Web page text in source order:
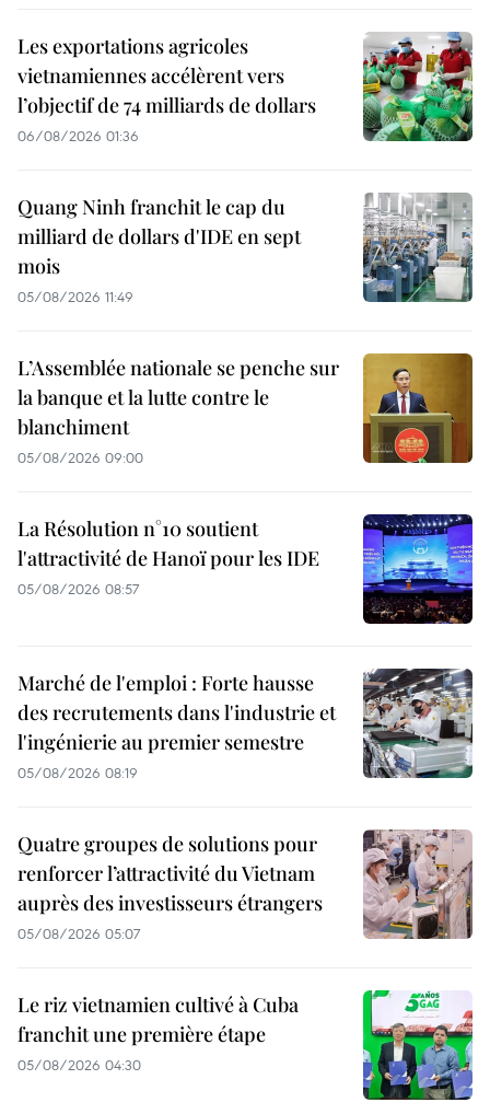
Les exportations agricoles
vietnamiennes accélèrent vers
l’objectif de 74 milliards de dollars
06/08/2026 01:36
Quang Ninh franchit le cap du
milliard de dollars d'IDE en sept
mois
05/08/2026 11:49
L’Assemblée nationale se penche sur
la banque et la lutte contre le
blanchiment
05/08/2026 09:00
La Résolution n°10 soutient
l'attractivité de Hanoï pour les IDE
05/08/2026 08:57
Marché de l'emploi : Forte hausse
des recrutements dans l'industrie et
l'ingénierie au premier semestre
05/08/2026 08:19
Quatre groupes de solutions pour
renforcer l’attractivité du Vietnam
auprès des investisseurs étrangers
05/08/2026 05:07
Le riz vietnamien cultivé à Cuba
franchit une première étape
05/08/2026 04:30